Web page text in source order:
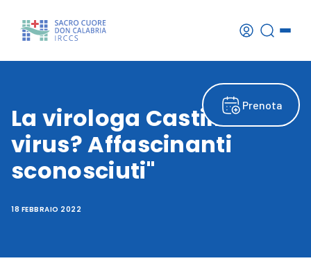
Prenota
La virologa Castilletti: "I
virus? Affascinanti
sconosciuti"
18 FEBBRAIO 2022